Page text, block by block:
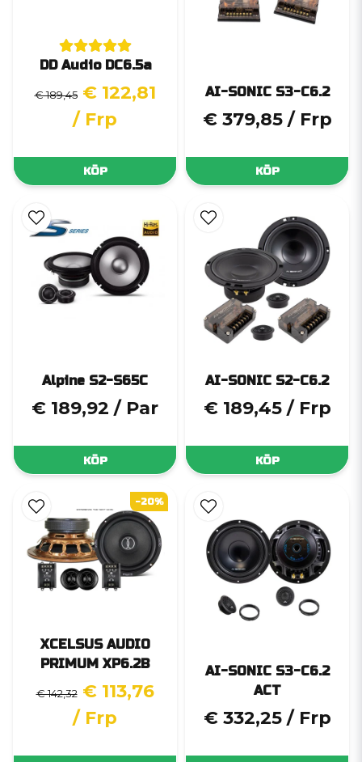
DD Audio DC6.5a
€ 189,45 € 122,81
/ Frp
KÖP
AI-SONIC S3-C6.2
€ 379,85 / Frp
KÖP
Alpine S2-S65C
€ 189,92 / Par
KÖP
AI-SONIC S2-C6.2
€ 189,45 / Frp
KÖP
XCELSUS AUDIO
PRIMUM XP6.2B
€ 142,32 € 113,76
/ Frp
-20%
AI-SONIC S3-C6.2
ACT
€ 332,25 / Frp